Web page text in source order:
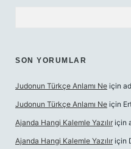
SON YORUMLAR
Judonun Türkçe Anlamı Ne için
Judonun Türkçe Anlamı Ne için
Ajanda Hangi Kalemle Yazılır için
Ajanda Hangi Kalemle Yazılır için